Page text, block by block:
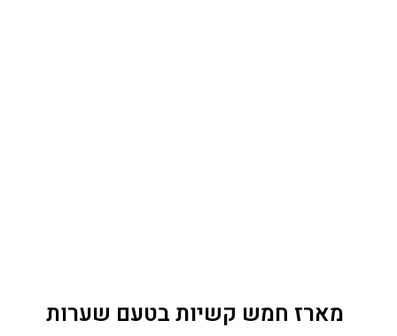
מארז חמש קשיות בטעם שערות